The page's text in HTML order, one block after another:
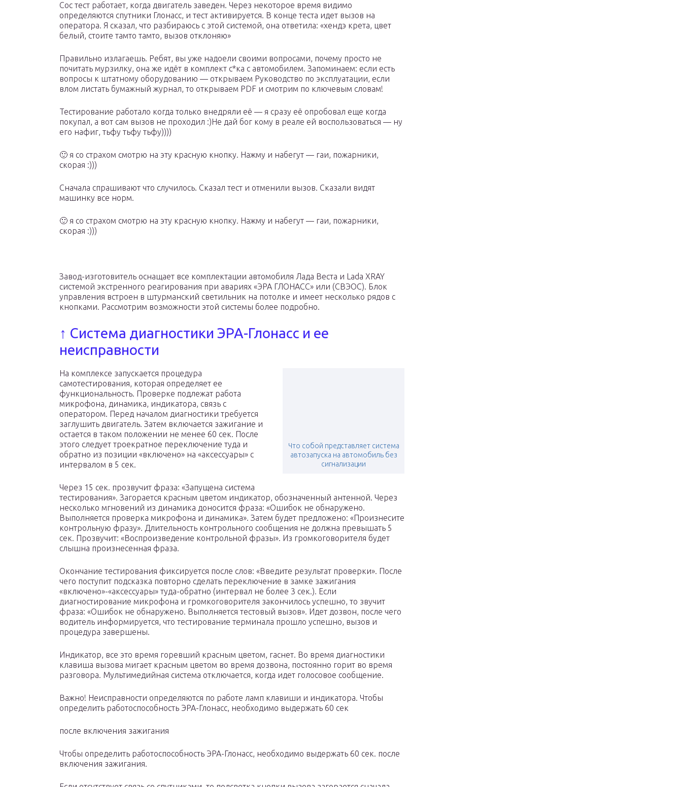
Сос тест работает, когда двигатель заведен. Через некоторое время видимо
определяются спутники Глонасс, и тест активируется. В конце теста идет вызов на
оператора. Я сказал, что разбираюсь с этой системой, она ответила: «хендэ крета, цвет
белый, стоите тамто тамто, вызов отклоняю»
Правильно излагаешь. Ребят, вы уже надоели своими вопросами, почему просто не
почитать мурзилку, она же идёт в комплект с*ка с автомобилем. Запоминаем: если есть
вопросы к штатному оборудованию — открываем Руководство по эксплуатации, если
влом листать бумажный журнал, то открываем PDF и смотрим по ключевым словам!
Тестирование работало когда только внедряли её — я сразу её опробовал еще когда
покупал, а вот сам вызов не проходил :)Не дай бог кому в реале ей воспользоваться — ну
его нафиг, тьфу тьфу тьфу))))
🙂 я со страхом смотрю на эту красную кнопку. Нажму и набегут — гаи, пожарники,
скорая :)))
Сначала спрашивают что случилось. Сказал тест и отменили вызов. Сказали видят
машинку все норм.
🙂 я со страхом смотрю на эту красную кнопку. Нажму и набегут — гаи, пожарники,
скорая :)))
Завод-изготовитель оснащает все комплектации автомобиля Лада Веста и Lada XRAY
системой экстренного реагирования при авариях «ЭРА ГЛОНАСС» или (СВЭОС). Блок
управления встроен в штурманский светильник на потолке и имеет несколько рядов с
кнопками. Рассмотрим возможности этой системы более подробно.
↑ Система диагностики ЭРА-Глонасс и ее
неисправности
Что собой представляет система
автозапуска на автомобиль без
сигнализации
На комплексе запускается процедура
самотестирования, которая определяет ее
функциональность. Проверке подлежат работа
микрофона, динамика, индикатора, связь с
оператором. Перед началом диагностики требуется
заглушить двигатель. Затем включается зажигание и
остается в таком положении не менее 60 сек. После
этого следует троекратное переключение туда и
обратно из позиции «включено» на «аксессуары» с
интервалом в 5 сек.
Через 15 сек. прозвучит фраза: «Запущена система
тестирования». Загорается красным цветом индикатор, обозначенный антенной. Через
несколько мгновений из динамика доносится фраза: «Ошибок не обнаружено.
Выполняется проверка микрофона и динамика». Затем будет предложено: «Произнесите
контрольную фразу». Длительность контрольного сообщения не должна превышать 5
сек. Прозвучит: «Воспроизведение контрольной фразы». Из громкоговорителя будет
слышна произнесенная фраза.
Окончание тестирования фиксируется после слов: «Введите результат проверки». После
чего поступит подсказка повторно сделать переключение в замке зажигания
«включено»-«аксессуары» туда-обратно (интервал не более 3 сек.). Если
диагностирование микрофона и громкоговорителя закончилось успешно, то звучит
фраза: «Ошибок не обнаружено. Выполняется тестовый вызов». Идет дозвон, после чего
водитель информируется, что тестирование терминала прошло успешно, вызов и
процедура завершены.
Индикатор, все это время горевший красным цветом, гаснет. Во время диагностики
клавиша вызова мигает красным цветом во время дозвона, постоянно горит во время
разговора. Мультимедийная система отключается, когда идет голосовое сообщение.
Важно! Неисправности определяются по работе ламп клавиши и индикатора. Чтобы
определить работоспособность ЭРА-Глонасс, необходимо выдержать 60 сек
после включения зажигания
Чтобы определить работоспособность ЭРА-Глонасс, необходимо выдержать 60 сек. после
включения зажигания.